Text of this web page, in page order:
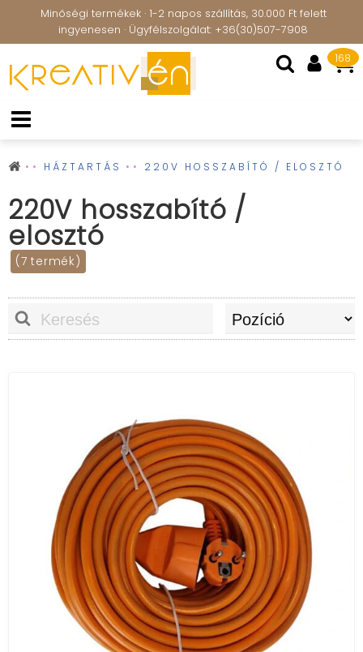
Minőségi termékek · 1-2 napos szállítás, 30.000 Ft felett
ingyenesen · Ügyfélszolgálat: +36(30)507-7908
168
HÁZTARTÁS 220V HOSSZABÍTÓ / ELOSZTÓ
220V hosszabító /
elosztó
(7 termék)